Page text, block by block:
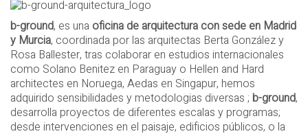
b-ground, es una oficina de arquitectura con sede en Madrid
y Murcia, coordinada por las arquitectas Berta González y
Rosa Ballester, tras colaborar en estudios internacionales
como Solano Benitez en Paraguay o Hellen and Hard
architectes en Noruega, Aedas en Singapur, hemos
adquirido sensibilidades y metodologias diversas ; b-ground,
desarrolla proyectos de diferentes escalas y programas;
desde intervenciones en el paisaje, edificios públicos, o la